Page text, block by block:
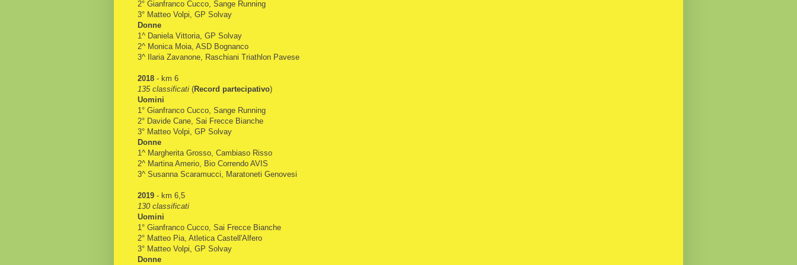
2° Gianfranco Cucco, Sange Running
3° Matteo Volpi, GP Solvay
Donne
1^ Daniela Vittoria, GP Solvay
2^ Monica Moia, ASD Bognanco
3^ Ilaria Zavanone, Raschiani Triathlon Pavese
2018 - km 6
135 classificati (Record partecipativo)
Uomini
1° Gianfranco Cucco, Sange Running
2° Davide Cane, Sai Frecce Bianche
3° Matteo Volpi, GP Solvay
Donne
1^ Margherita Grosso, Cambiaso Risso
2^ Martina Amerio, Bio Correndo AVIS
3^ Susanna Scaramucci, Maratoneti Genovesi
2019 - km 6,5
130 classificati
Uomini
1° Gianfranco Cucco, Sai Frecce Bianche
2° Matteo Pia, Atletica Castell'Alfero
3° Matteo Volpi, GP Solvay
Donne